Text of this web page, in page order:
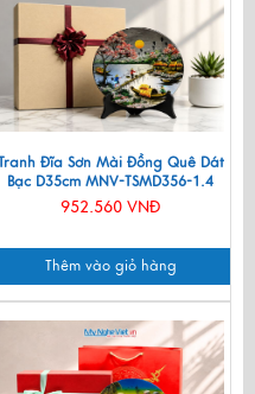
Đĩa Sơn Mài Đồng Quê Dát
Bạc D35cm MNV-TSMD356-1.4
952.560 VNĐ
Thêm vào giỏ hàng